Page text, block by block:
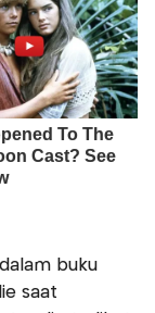
buku
saat